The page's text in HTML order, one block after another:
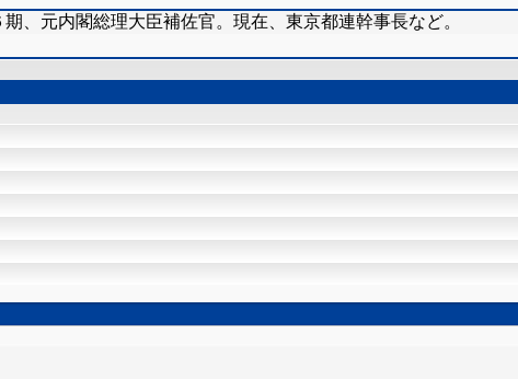
、元内閣総理大臣補佐官。現在、東京都連幹事長など。